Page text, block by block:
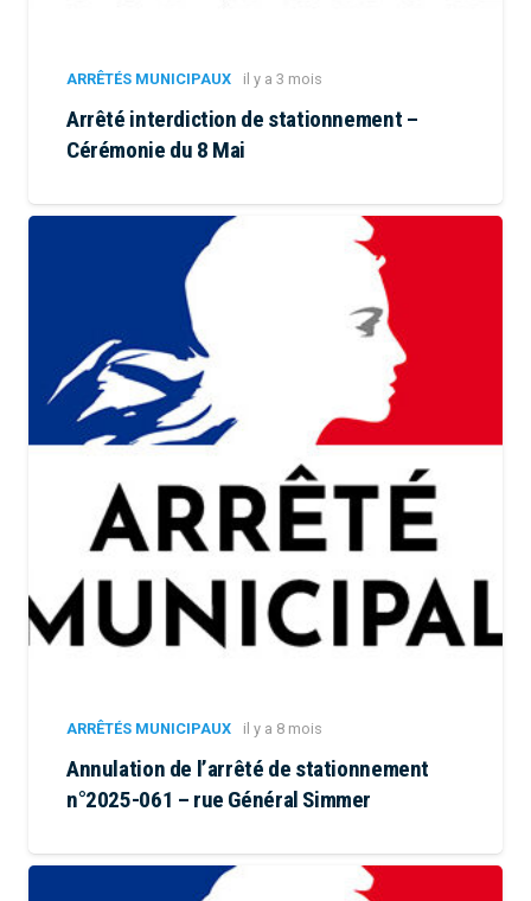
ARRÊTÉS MUNICIPAUX il y a 3 mois
Arrêté interdiction de stationnement –
Cérémonie du 8 Mai
ARRÊTÉS MUNICIPAUX il y a 8 mois
Annulation de l’arrêté de stationnement
n°2025-061 – rue Général Simmer